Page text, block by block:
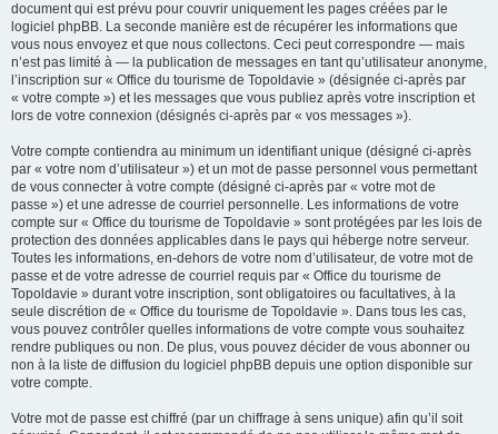
document qui est prévu pour couvrir uniquement les pages créées par le
logiciel phpBB. La seconde manière est de récupérer les informations que
vous nous envoyez et que nous collectons. Ceci peut correspondre — mais
n’est pas limité à — la publication de messages en tant qu’utilisateur anonyme,
l’inscription sur « Office du tourisme de Topoldavie » (désignée ci-après par
« votre compte ») et les messages que vous publiez après votre inscription et
lors de votre connexion (désignés ci-après par « vos messages »).
Votre compte contiendra au minimum un identifiant unique (désigné ci-après
par « votre nom d’utilisateur ») et un mot de passe personnel vous permettant
de vous connecter à votre compte (désigné ci-après par « votre mot de
passe ») et une adresse de courriel personnelle. Les informations de votre
compte sur « Office du tourisme de Topoldavie » sont protégées par les lois de
protection des données applicables dans le pays qui héberge notre serveur.
Toutes les informations, en-dehors de votre nom d’utilisateur, de votre mot de
passe et de votre adresse de courriel requis par « Office du tourisme de
Topoldavie » durant votre inscription, sont obligatoires ou facultatives, à la
seule discrétion de « Office du tourisme de Topoldavie ». Dans tous les cas,
vous pouvez contrôler quelles informations de votre compte vous souhaitez
rendre publiques ou non. De plus, vous pouvez décider de vous abonner ou
non à la liste de diffusion du logiciel phpBB depuis une option disponible sur
votre compte.
Votre mot de passe est chiffré (par un chiffrage à sens unique) afin qu’il soit